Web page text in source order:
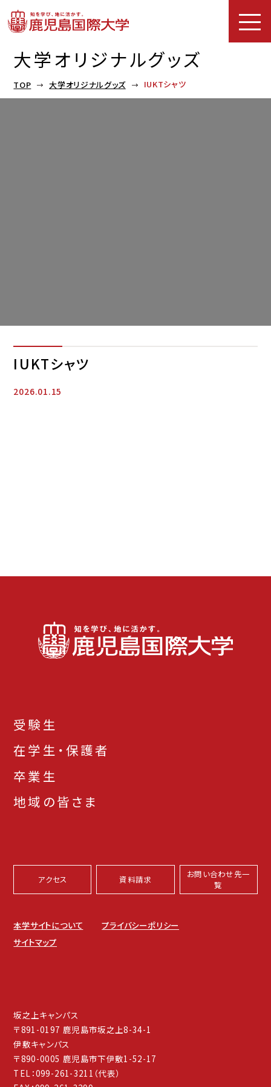
大学オリジナルグッズ
TOP 大学オリジナルグッズ IUKTシャツ
IUKTシャツ
2026.01.15
受験生
在学生・保護者
卒業生
地域の皆さま
アクセス 資料請求
お問い合わせ先一
覧
本学サイトについて
プライバシーポリシー
サイトマップ
坂之上キャンパス
〒891-0197 鹿児島市坂之上8-34-1
伊敷キャンパス
〒890-0005 鹿児島市下伊敷1-52-17
TEL：099-261-3211（代表）